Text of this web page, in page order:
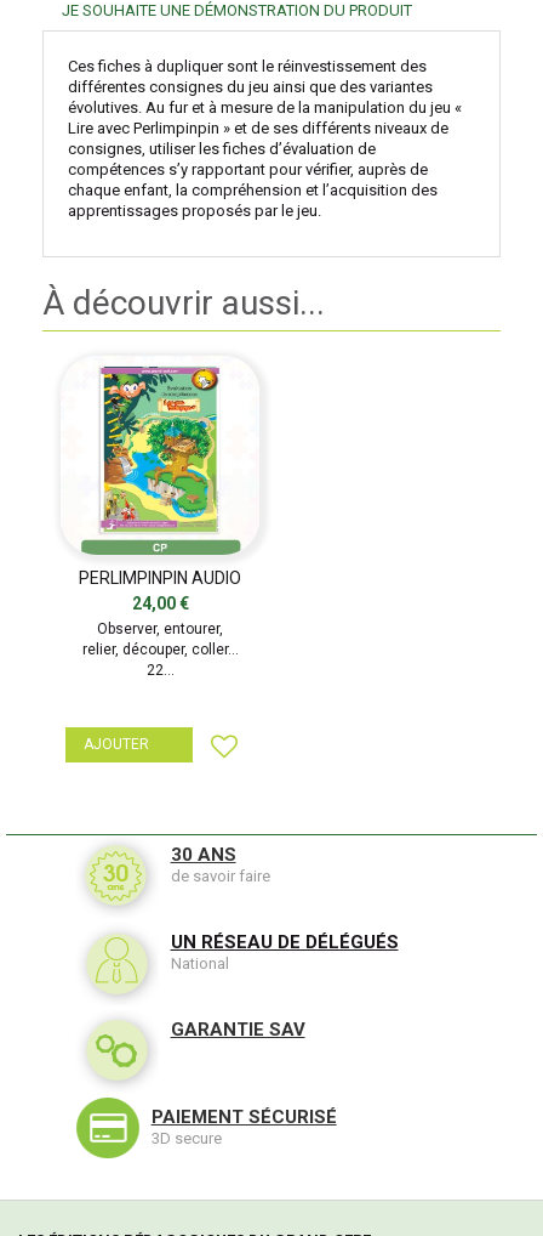
JE SOUHAITE UNE DÉMONSTRATION DU PRODUIT
Ces fiches à dupliquer sont le réinvestissement des
différentes consignes du jeu ainsi que des variantes
évolutives. Au fur et à mesure de la manipulation du jeu «
Lire avec Perlimpinpin » et de ses différents niveaux de
consignes, utiliser les fiches d’évaluation de
compétences s’y rapportant pour vérifier, auprès de
chaque enfant, la compréhension et l’acquisition des
apprentissages proposés par le jeu.
À découvrir aussi...
PERLIMPINPIN AUDIO
ÉVALUATION DE
COMPÉTENCES
24,00 €
Observer, entourer,
relier, découper, coller…
22...
AJOUTER
30 ANS
de savoir faire
UN RÉSEAU DE DÉLÉGUÉS
National
GARANTIE SAV
PAIEMENT SÉCURISÉ
3D secure